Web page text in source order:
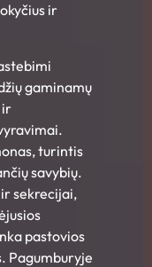
ir
gaminamų
ir
turintis
savybių.
sekrecijai,
pastovios
Pagumburyje